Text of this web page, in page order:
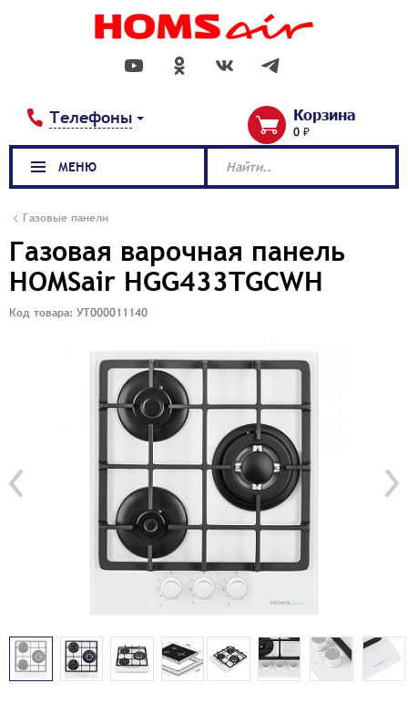
Телефоны Корзина
0 ₽
Газовые панели
Газовая варочная панель
HOMSair HGG433TGCWH
Код товара: УТ000011140
МЕНЮ Найти..